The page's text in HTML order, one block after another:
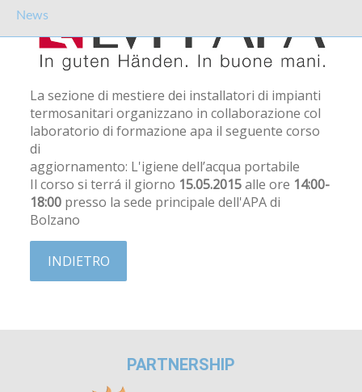
News
La sezione di mestiere dei installatori di impianti
termosanitari organizzano in collaborazione col
laboratorio di formazione apa il seguente corso
di
aggiornamento: L'igiene dell’acqua portabile
Il corso si terrá il giorno 15.05.2015alle ore 14:00-
18:00 presso la sede principale dell'APA di
Bolzano
INDIETRO
PARTNERSHIP